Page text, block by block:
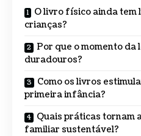
O livro físico ainda tem
crianças?
Por que o momento
duradouros?
Como os livros
primeira infância?
Quais práticas tornam
familiar sustentável?